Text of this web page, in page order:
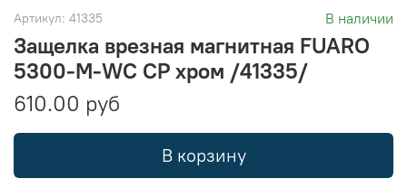
Артикул: 41335 В наличии
Защелка врезная магнитная FUARO
5300-M-WС CP хром /41335/
610.00 руб
В корзину